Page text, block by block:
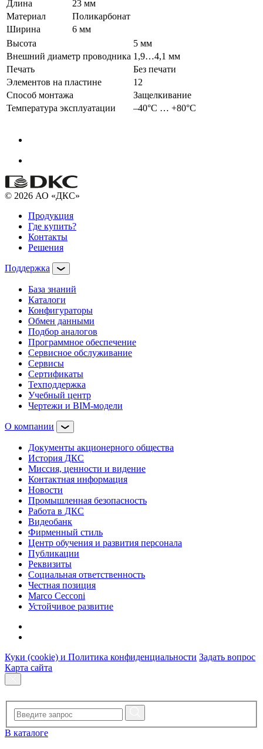
Длина
23 мм
Материал
Поликарбонат
Ширина
6 мм
Высота
5 мм
Внешний диаметр проводника 1,9…4,1 мм
Печать
Без печати
Элементов на пластине
12
Способ монтажа
Защелкивание
Температура эксплуатации
–40°С … +80°С
© 2026 АО «ДКС»
Продукция
Где купить?
Контакты
Решения
Поддержка
База знаний
Каталоги
Конфигураторы
Обмен данными
Подбор аналогов
Программное обеспечение
Сервисное обслуживание
Сервисы
Сертификаты
Техподдержка
Учебный центр
Чертежи и BIM-модели
О компании
Документы акционерного общества
История ДКС
Миссия, ценности и видение
Контактная информация
Новости
Промышленная безопасность
Работа в ДКС
Видеобанк
Фирменный стиль
Центр обучения и развития персонала
Публикации
Реквизиты
Социальная ответственность
Честная позиция
Marco Cecconi
Устойчивое развитие
Куки (cookie) и Политика конфиденциальности Задать вопрос
Карта сайта
В каталоге